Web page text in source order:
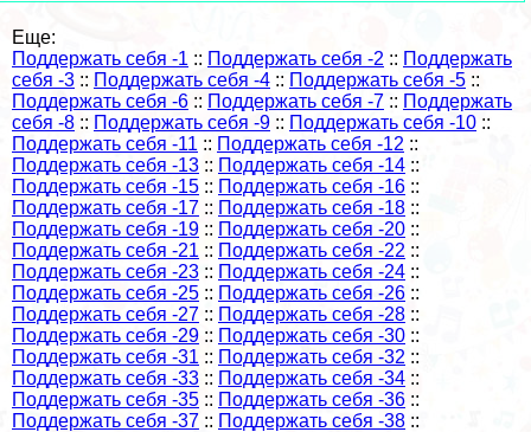
Еще:
Поддержать себя -1 :: Поддержать себя -2 :: Поддержать
себя -3 :: Поддержать себя -4 :: Поддержать себя -5 ::
Поддержать себя -6 :: Поддержать себя -7 :: Поддержать
себя -8 :: Поддержать себя -9 :: Поддержать себя -10 ::
Поддержать себя -11 :: Поддержать себя -12 ::
Поддержать себя -13 :: Поддержать себя -14 ::
Поддержать себя -15 :: Поддержать себя -16 ::
Поддержать себя -17 :: Поддержать себя -18 ::
Поддержать себя -19 :: Поддержать себя -20 ::
Поддержать себя -21 :: Поддержать себя -22 ::
Поддержать себя -23 :: Поддержать себя -24 ::
Поддержать себя -25 :: Поддержать себя -26 ::
Поддержать себя -27 :: Поддержать себя -28 ::
Поддержать себя -29 :: Поддержать себя -30 ::
Поддержать себя -31 :: Поддержать себя -32 ::
Поддержать себя -33 :: Поддержать себя -34 ::
Поддержать себя -35 :: Поддержать себя -36 ::
Поддержать себя -37 :: Поддержать себя -38 ::